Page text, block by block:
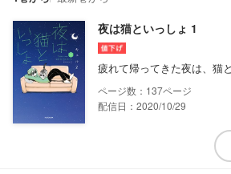
夜は猫といっしょ 1
疲れて帰ってきた夜は、猫
137
配信日：2020/10/29